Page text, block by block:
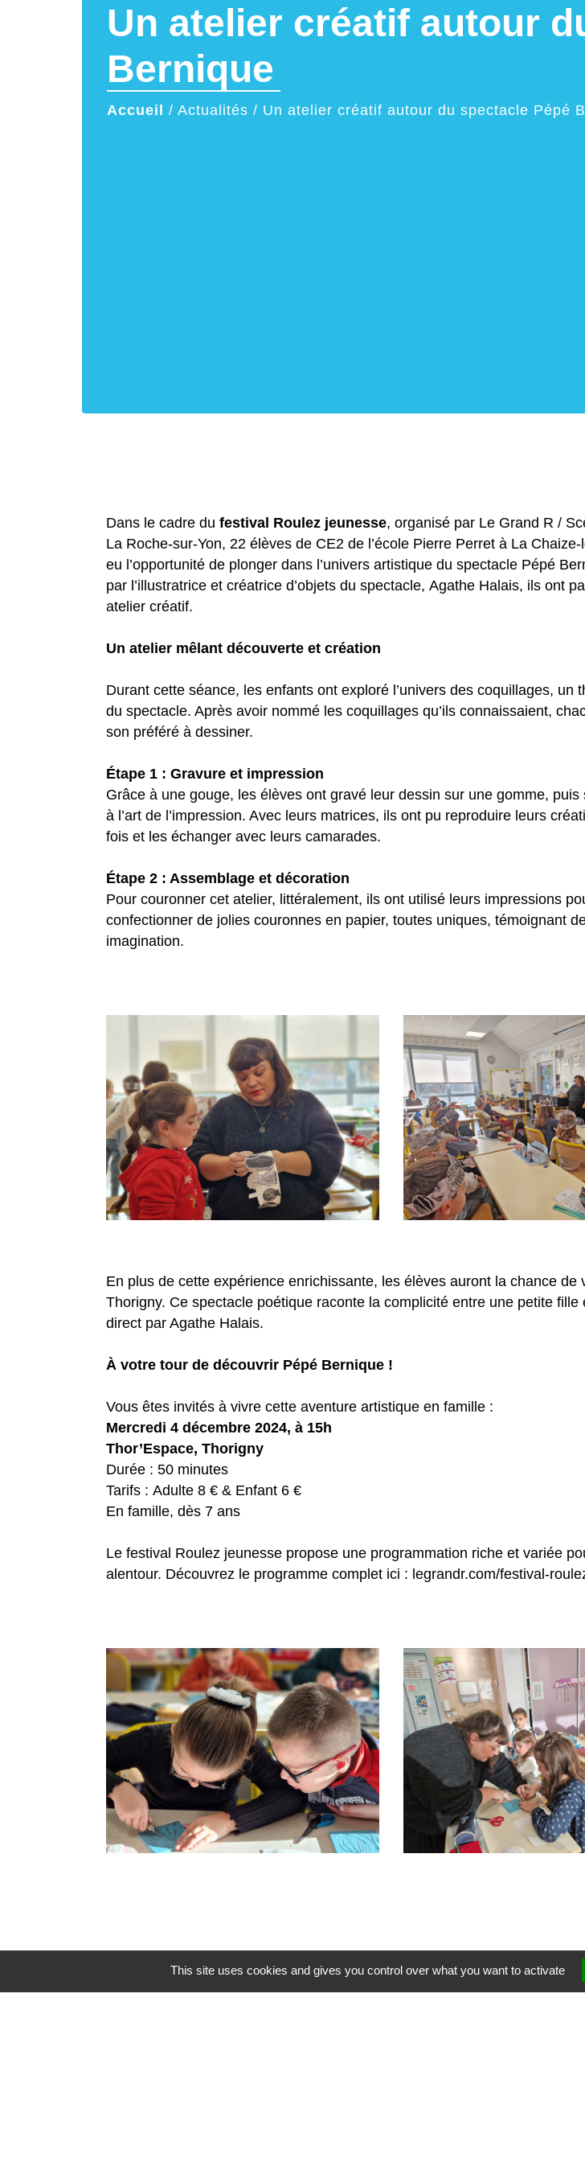
Un atelier créatif autour
Bernique
Accueil / Actualités / Un atelier créatif autour du spectacle Pépé
Dans le cadre du festival Roulez jeunesse, organisé par Le Grand R /
La Roche-sur-Yon, 22 élèves de CE2 de l’école Pierre Perret à La
eu l’opportunité de plonger dans l’univers artistique du spectacle Pépé
par l’illustratrice et créatrice d’objets du spectacle, Agathe Halais, ils ont
atelier créatif.
Un atelier mêlant découverte et création
Durant cette séance, les enfants ont exploré l’univers des coquillages, un
du spectacle. Après avoir nommé les coquillages qu’ils connaissaient,
son préféré à dessiner.
Étape 1 : Gravure et impression
Grâce à une gouge, les élèves ont gravé leur dessin sur une gomme, puis
à l’art de l’impression. Avec leurs matrices, ils ont pu reproduire leurs
fois et les échanger avec leurs camarades.
Étape 2 : Assemblage et décoration
Pour couronner cet atelier, littéralement, ils ont utilisé leurs impressions
confectionner de jolies couronnes en papier, toutes uniques, témoignant
imagination.
En plus de cette expérience enrichissante, les élèves auront la chance
Thorigny. Ce spectacle poétique raconte la complicité entre une petite
direct par Agathe Halais.
À votre tour de découvrir Pépé Bernique !
Vous êtes invités à vivre cette aventure artistique en famille :
Mercredi 4 décembre 2024, à 15h
Thor’Espace, Thorigny
Durée : 50 minutes
Tarifs : Adulte 8 € & Enfant 6 €
En famille, dès 7 ans
Le festival Roulez jeunesse propose une programmation riche et variée
alentour. Découvrez le programme complet ici : legrandr.com/festival-
This site uses cookies and gives you control over what you want to activate